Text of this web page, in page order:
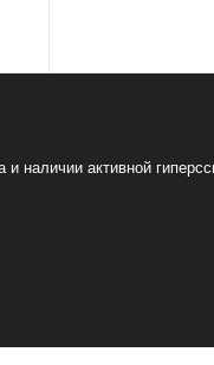
и наличии активной